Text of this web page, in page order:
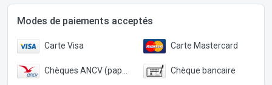
Modes de paiements acceptés
Carte Visa Carte Mastercard
Chèques ANCV (papier) Chèque bancaire